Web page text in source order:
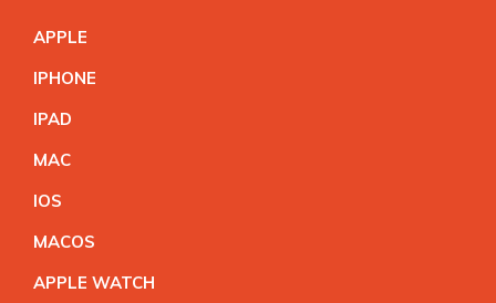
APPLE
IPHONE
IPAD
MAC
IOS
MACOS
APPLE WATCH